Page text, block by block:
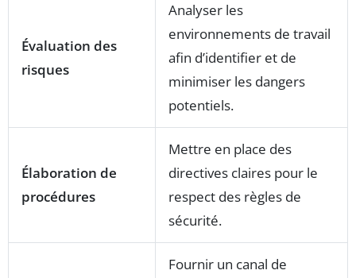
Évaluation des
risques
Analyser les
environnements de travail
afin d’identifier et de
minimiser les dangers
potentiels.
Élaboration de
procédures
Mettre en place des
directives claires pour le
respect des règles de
sécurité.
Fournir un canal de